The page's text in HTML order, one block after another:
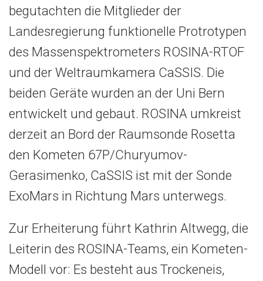
begutachten die Mitglieder der
Landesregierung funktionelle Protrotypen
des Massenspektrometers ROSINA-RTOF
und der Weltraumkamera CaSSIS. Die
beiden Geräte wurden an der Uni Bern
entwickelt und gebaut. ROSINA umkreist
derzeit an Bord der Raumsonde Rosetta
den Kometen 67P/Churyumov-
Gerasimenko, CaSSIS ist mit der Sonde
ExoMars in Richtung Mars unterwegs.
Zur Erheiterung führt Kathrin Altwegg, die
Leiterin des ROSINA-Teams, ein Kometen-
Modell vor: Es besteht aus Trockeneis,